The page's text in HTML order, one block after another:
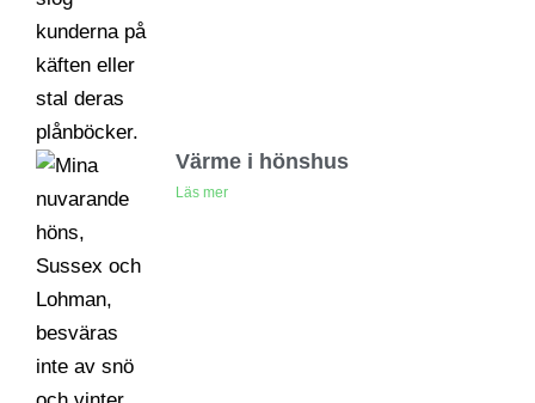
Värme i hönshus
Läs mer